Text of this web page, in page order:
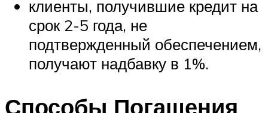
клиенты, получившие кредит на
срок 2-5 года, не
подтвержденный обеспечением,
получают надбавку в 1%.
Способы Погашения